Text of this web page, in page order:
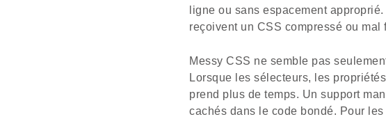
ligne ou sans espacement
reçoivent un CSS compressé ou mal
Messy CSS ne semble pas
Lorsque les sélecteurs, les
prend plus de temps. Un support
cachés dans le code bondé. Pour